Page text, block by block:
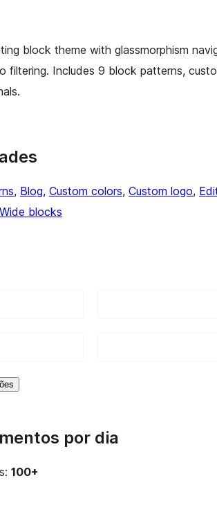
block theme with glassmorphism
filtering. Includes 9 block patterns,
, Blog, Custom colors, Custom logo,
Wide blocks
por dia
100+